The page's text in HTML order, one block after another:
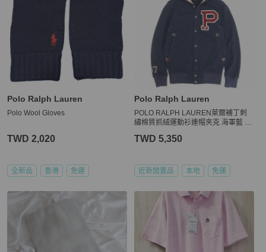
Polo Ralph Lauren
Polo Wool Gloves
TWD 2,020
全新品 香港 免運
Polo Ralph Lauren
POLO RALPH LAUREN萊爾補丁刺
繡棉質抓絨運動衫連帽夾克 海軍藍 X
TWD 5,350
近新閒置品 本地 免運